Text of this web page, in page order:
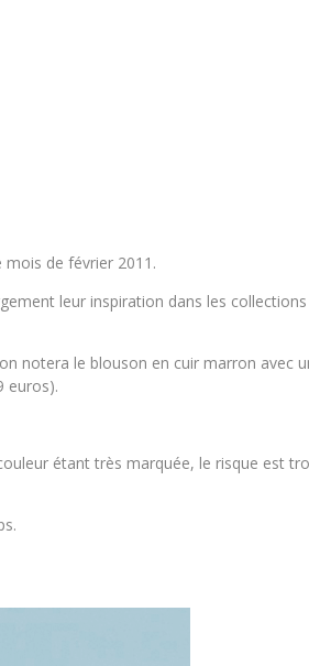
de février 2011.
leur inspiration dans les collections
notera le blouson en cuir marron avec
euros).
étant très marquée, le risque est